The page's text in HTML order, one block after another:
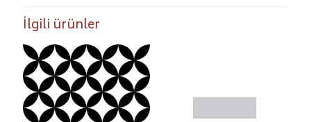
İlgili ürünler